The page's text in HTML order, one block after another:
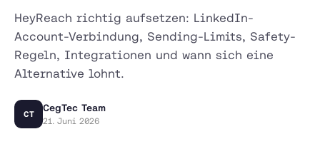
HeyReach richtig aufsetzen: LinkedIn-
Account-Verbindung, Sending-Limits, Safety-
Regeln, Integrationen und wann sich eine
Alternative lohnt.
CT
CegTec Team
21. Juni 2026